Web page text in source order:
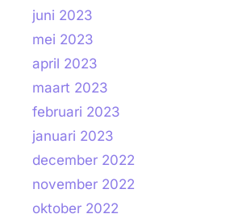
juni 2023
mei 2023
april 2023
maart 2023
februari 2023
januari 2023
december 2022
november 2022
oktober 2022